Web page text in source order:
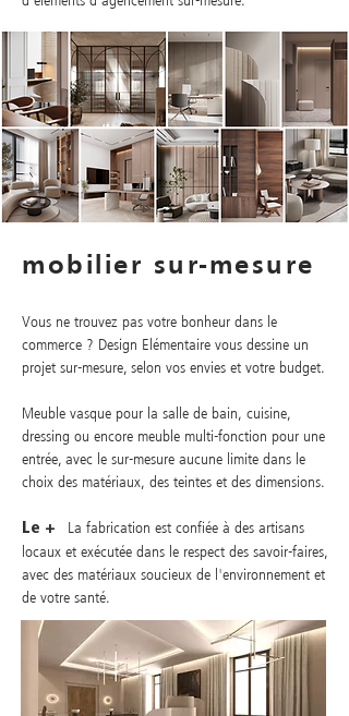
mobilier sur-mesure
Vous ne trouvez pas votre bonheur dans le
commerce ? Design Elémentaire vous dessine un
projet sur-mesure, selon vos envies et votre budget.
Meuble vasque pour la salle de bain, cuisine,
dressing ou encore meuble multi-fonction pour une
entrée, avec le sur-mesure aucune limite dans le
choix des matériaux, des teintes et des dimensions.
Le + La fabrication est confiée à des artisans
locaux et exécutée dans le respect des savoir-faires,
avec des matériaux soucieux de l'environnement et
de votre santé.